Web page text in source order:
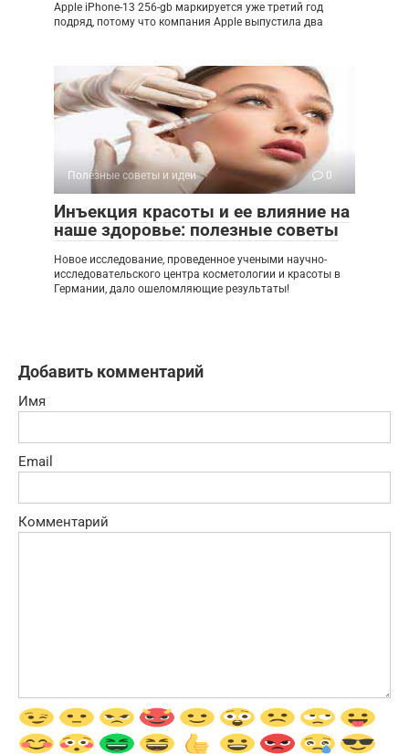
Apple iPhone-13 256-gb маркируется уже третий год
подряд, потому что компания Apple выпустила два
Полезные советы и идеи 0
Инъекция красоты и ее влияние на
наше здоровье: полезные советы
Новое исследование, проведенное учеными научно-
исследовательского центра косметологии и красоты в
Германии, дало ошеломляющие результаты!
Добавить комментарий
Имя
Email
Комментарий